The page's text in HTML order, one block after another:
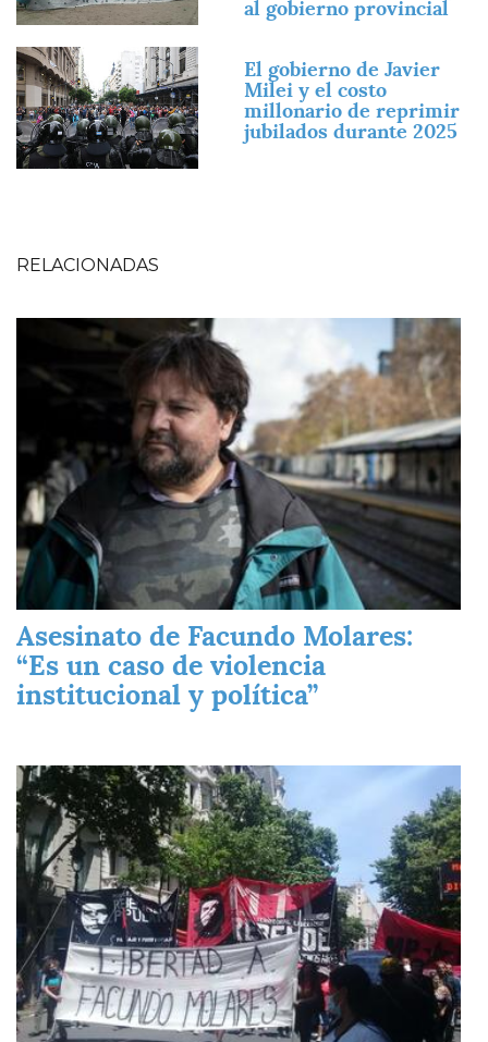
al gobierno provincial
Imagen
El gobierno de Javier
Milei y el costo
millonario de reprimir
jubilados durante 2025
RELACIONADAS
Asesinato de Facundo Molares:
“Es un caso de violencia
institucional y política”
Imagen